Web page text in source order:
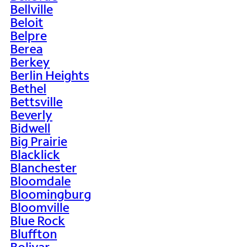
Bellville
Beloit
Belpre
Berea
Berkey
Berlin Heights
Bethel
Bettsville
Beverly
Bidwell
Big Prairie
Blacklick
Blanchester
Bloomdale
Bloomingburg
Bloomville
Blue Rock
Bluffton